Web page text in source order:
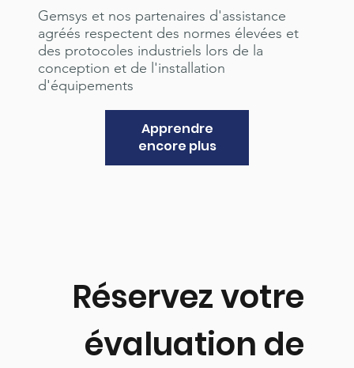
Réservez votre
évaluation de
Gemsys et nos partenaires d'assistance
agréés respectent des normes élevées et
des protocoles industriels lors de la
conception et de l'installation
d'équipements
Apprendre
encore plus